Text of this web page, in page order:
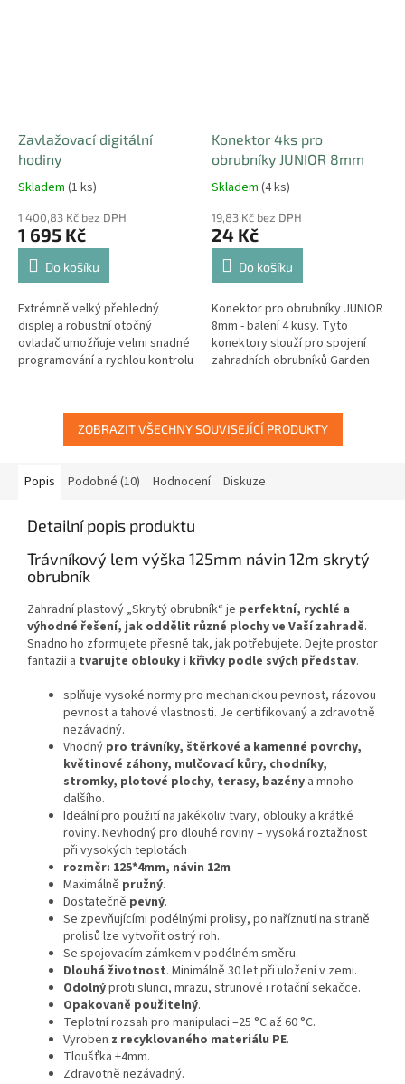
Zavlažovací digitální
hodiny
Skladem (1 ks)
1 400,83 Kč bez DPH
1 695 Kč
Do košíku
Extrémně velký přehledný
displej a robustní otočný
ovladač umožňuje velmi snadné
programování a rychlou kontrolu
Konektor 4ks pro
obrubníky JUNIOR 8mm
Skladem (4 ks)
19,83 Kč bez DPH
24 Kč
Do košíku
Konektor pro obrubníky JUNIOR
8mm - balení 4 kusy. Tyto
konektory slouží pro spojení
zahradních obrubníků Garden
a délky...
ZOBRAZIT VŠECHNY SOUVISEJÍCÍ PRODUKTY
Popis Podobné (10) Hodnocení Diskuze
Detailní popis produktu
Trávníkový lem výška 125mm návin 12m skrytý
obrubník
Zahradní plastový „Skrytý obrubník“ je perfektní, rychlé a
výhodné řešení, jak oddělit různé plochy ve Vaší zahradě.
Snadno ho zformujete přesně tak, jak potřebujete. Dejte prostor
fantazii a tvarujte oblouky i křivky podle svých představ.
splňuje vysoké normy pro mechanickou pevnost, rázovou
pevnost a tahové vlastnosti. Je certifikovaný a zdravotně
nezávadný.
Vhodný pro trávníky, štěrkové a kamenné povrchy,
květinové záhony, mulčovací kůry, chodníky,
stromky, plotové plochy, terasy, bazény a mnoho
dalšího.
Ideální pro použití na jakékoliv tvary, oblouky a krátké
roviny. Nevhodný pro dlouhé roviny – vysoká roztažnost
při vysokých teplotách
rozměr: 125*4mm, návin 12m
Maximálně pružný.
Dostatečně pevný.
Se zpevňujícími podélnými prolisy, po naříznutí na straně
prolisů lze vytvořit ostrý roh.
Se spojovacím zámkem v podélném směru.
Dlouhá životnost. Minimálně 30 let při uložení v zemi.
Odolnýproti slunci, mrazu, strunové i rotační sekačce.
Opakovaně použitelný.
Teplotní rozsah pro manipulaci –25 °C až 60 °C.
Vyroben z recyklovaného materiálu PE.
Tloušťka ±4mm.
Zdravotně nezávadný.